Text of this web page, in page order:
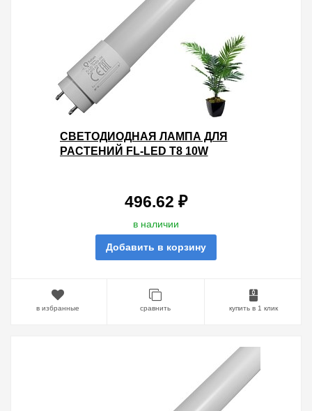
СВЕТОДИОДНАЯ ЛАМПА ДЛЯ
РАСТЕНИЙ FL-LED T8 10W
496.62 ₽
в наличии
Добавить в корзину
в избранные сравнить купить в 1 клик